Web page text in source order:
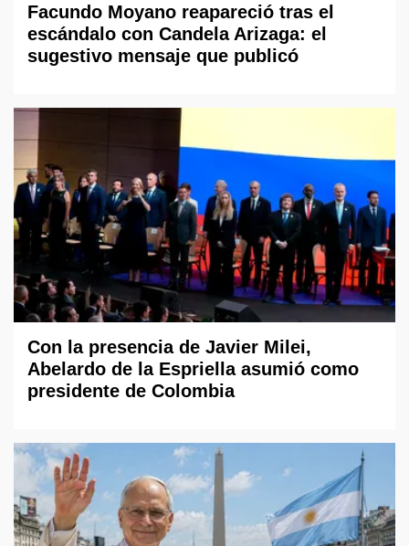
Facundo Moyano reapareció tras el
escándalo con Candela Arizaga: el
sugestivo mensaje que publicó
Con la presencia de Javier Milei,
Abelardo de la Espriella asumió como
presidente de Colombia